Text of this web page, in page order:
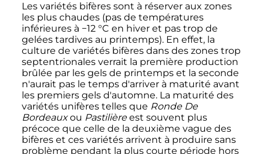
Les variétés bifères sont à réserver aux zones
les plus chaudes (pas de températures
inférieures à −12 °C en hiver et pas trop de
gelées tardives au printemps). En effet, la
culture de variétés bifères dans des zones trop
septentrionales verrait la première production
brûlée par les gels de printemps et la seconde
n'aurait pas le temps d'arriver à maturité avant
les premiers gels d'automne. La maturité des
variétés unifères telles que Ronde De
Bordeauxou Pastilièreest souvent plus
précoce que celle de la deuxième vague des
bifères et ces variétés arrivent à produire sans
problème pendant la plus courte période hors